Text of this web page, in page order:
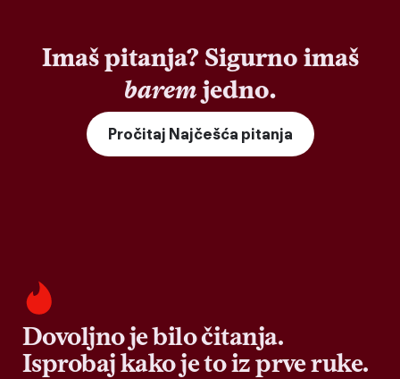
Imaš pitanja? Sigurno imaš
baremjedno.
Pročitaj Najčešća pitanja
Dovoljno je bilo čitanja.
Isprobaj kako je to iz prve ruke.